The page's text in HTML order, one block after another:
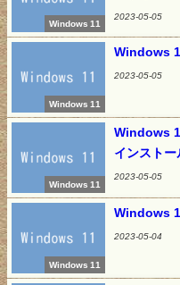
Windows 11
2023-05-05
Windows 11
Windows
2023-05-05
Windows 11
Windows
インストー
2023-05-05
Windows 11
Windows
2023-05-04